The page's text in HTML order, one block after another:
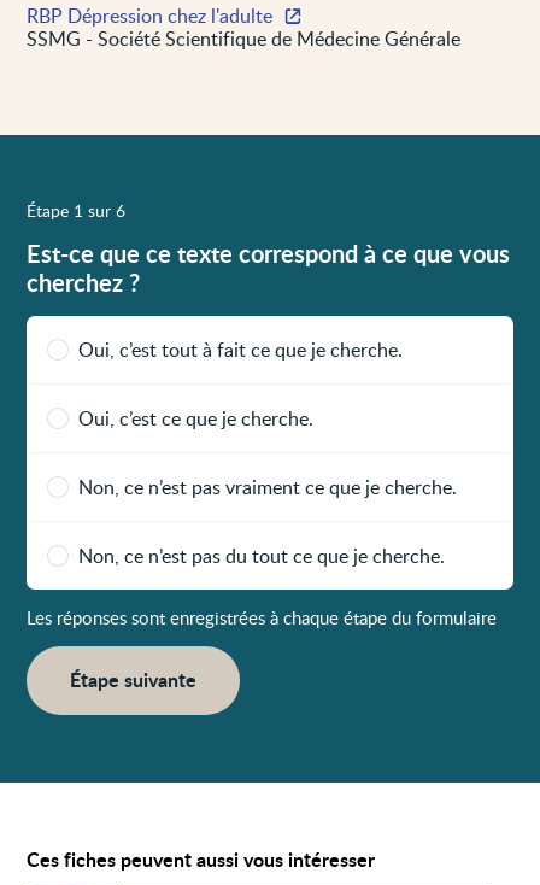
RBP Dépression chez l'adulte
SSMG - Société Scientifique de Médecine Générale
Étape 1 sur 6
Est-ce que ce texte correspond à ce que vous
cherchez ?
Oui, c’est tout à fait ce que je cherche.
Oui, c’est ce que je cherche.
Non, ce n’est pas vraiment ce que je cherche.
Non, ce n’est pas du tout ce que je cherche.
Les réponses sont enregistrées à chaque étape du formulaire
Étape suivante
Ces fiches peuvent aussi vous intéresser